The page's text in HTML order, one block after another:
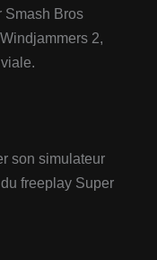
Smash Bros
2,
son simulateur
freeplay Super